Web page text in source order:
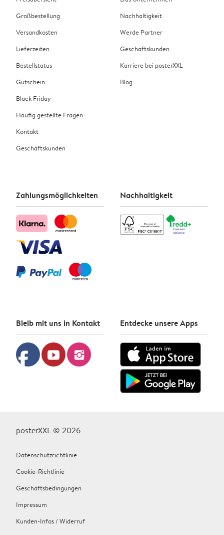
Großbestellung
Versandkosten
Lieferzeiten
Bestellstatus
Gutschein
Black Friday
Häufig gestellte Fragen
Kontakt
Geschäftskunden
Nachhaltigkeit
Werde Partner
Geschäftskunden
Karriere bei posterXXL
Blog
Zahlungsmöglichkeiten Nachhaltigkeit
Bleib mit uns in Kontakt
facebook youtube instagram
Entdecke unsere Apps
posterXXL © 2026
Datenschutzrichtlinie
Cookie-Richtlinie
Geschäftsbedingungen
Impressum
Kunden-Infos / Widerruf